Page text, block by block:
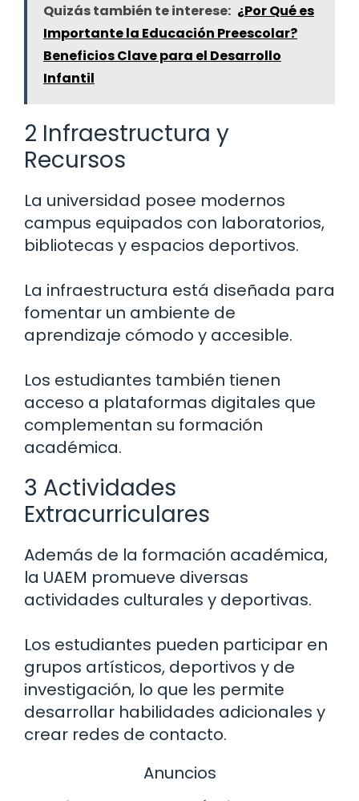
Quizás también te interese: ¿Por Qué es
Importante la Educación Preescolar?
Beneficios Clave para el Desarrollo
Infantil
2 Infraestructura y
Recursos
La universidad posee modernos
campus equipados con laboratorios,
bibliotecas y espacios deportivos.
La infraestructura está diseñada para
fomentar un ambiente de
aprendizaje cómodo y accesible.
Los estudiantes también tienen
acceso a plataformas digitales que
complementan su formación
académica.
3 Actividades
Extracurriculares
Además de la formación académica,
la UAEM promueve diversas
actividades culturales y deportivas.
Los estudiantes pueden participar en
grupos artísticos, deportivos y de
investigación, lo que les permite
desarrollar habilidades adicionales y
crear redes de contacto.
Anuncios